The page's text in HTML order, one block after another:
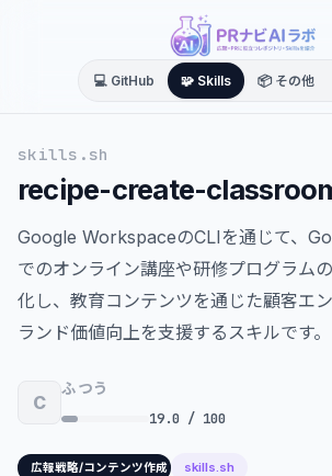
💻 GitHub 🧩 Skills 📦 その他
skills.sh
recipe-create-
Google WorkspaceのCLIを通じて、
でのオンライン講座や研修プログラム
化し、教育コンテンツを通じた顧客エ
ランド価値向上を支援するスキルです。
C
ふつう
19.0 / 100
広報戦略/コンテンツ作成 skills.sh